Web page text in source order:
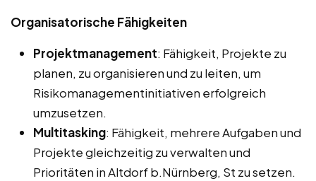
Organisatorische Fähigkeiten
Projektmanagement: Fähigkeit, Projekte zu
planen, zu organisieren und zu leiten, um
Risikomanagementinitiativen erfolgreich
umzusetzen.
Multitasking: Fähigkeit, mehrere Aufgaben und
Projekte gleichzeitig zu verwalten und
Prioritäten in Altdorf b.Nürnberg, St zu setzen.